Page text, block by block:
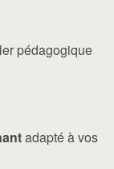
pédagogique
adapté à vos